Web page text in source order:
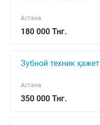
180 000 Тнг.
Астана
Зубной техник қажет
350 000 Тнг.
Астана